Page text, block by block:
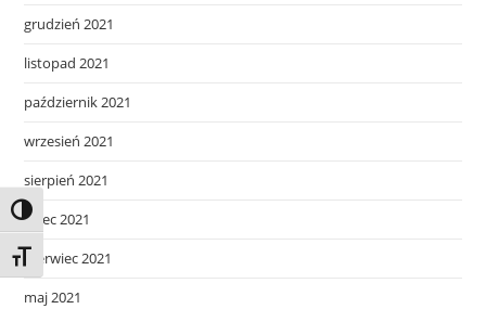
Toggle High Contrast
Toggle Font size
grudzień 2021
listopad 2021
październik 2021
wrzesień 2021
sierpień 2021
lipiec 2021
czerwiec 2021
maj 2021